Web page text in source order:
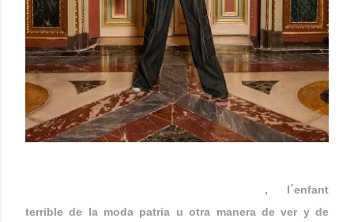
, l´enfant
terrible de la moda patria u otra manera de ver y de